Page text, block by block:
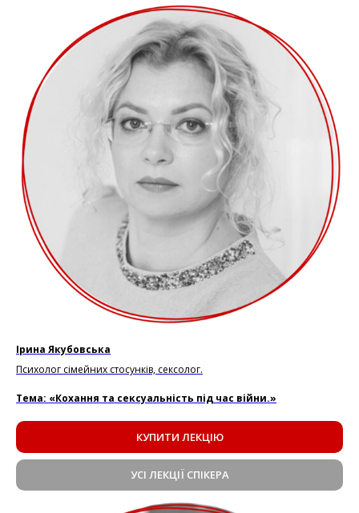
Ірина Якубовська
Психолог сімейних стосунків, сексолог.
Тема: «Кохання та сексуальність під час війни.»
КУПИТИ ЛЕКЦІЮ
УСІ ЛЕКЦІЇ СПІКЕРА